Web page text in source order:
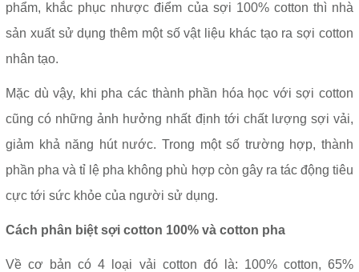
phẩm, khắc phục nhược điểm của sợi 100% cotton thì nhà
sản xuất sử dụng thêm một số vật liệu khác tạo ra sợi cotton
nhân tạo.
Mặc dù vậy, khi pha các thành phần hóa học với sợi cotton
cũng có những ảnh hưởng nhất định tới chất lượng sợi vải,
giảm khả năng hút nước. Trong một số trường hợp, thành
phần pha và tỉ lệ pha không phù hợp còn gây ra tác động tiêu
cực tới sức khỏe của người sử dụng.
Cách phân biệt sợi cotton 100% và cotton pha
Về cơ bản có 4 loại vải cotton đó là: 100% cotton, 65%